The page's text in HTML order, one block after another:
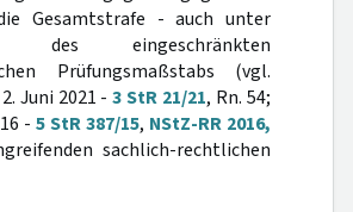
Gesamtstrafe - auch unter
des eingeschränkten
Prüfungsmaßstabs (vgl.
Juni 2021 -3 StR 21/21, Rn. 54;
- 5 StR 387/15, NStZ-RR 2016,
sachlich-rechtlichen